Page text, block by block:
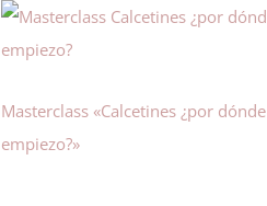
Masterclass «Calcetines ¿por dónde
empiezo?»